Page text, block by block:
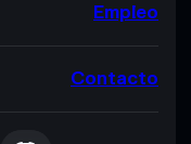
Empleo
Contacto